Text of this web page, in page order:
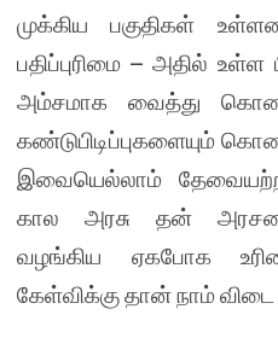
முக்கிய பகுதிகள்
பதிப்புரிமை – அதில்
அம்சமாக வைத்து
கண்டுபிடிப்புகளையும்
இவையெல்லாம்
கால அரசு தன்
வழங்கிய ஏகபோக
கேள்விக்கு தான் நாம்